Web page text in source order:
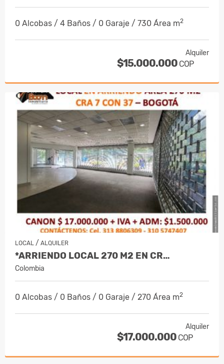
0 Alcobas / 4 Baños / 0 Garaje / 730 Área m2
Alquiler
$15.000.000 COP
LOCAL / ALQUILER
*ARRIENDO LOCAL 270 M2 EN CR…
Colombia
0 Alcobas / 0 Baños / 0 Garaje / 270 Área m2
Alquiler
$17.000.000 COP